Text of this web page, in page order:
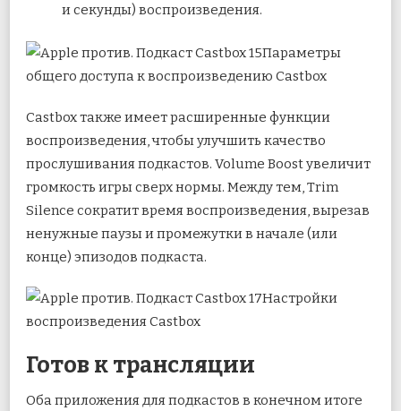
и секунды) воспроизведения.
Параметры
общего доступа к воспроизведению Castbox
Castbox также имеет расширенные функции
воспроизведения, чтобы улучшить качество
прослушивания подкастов. Volume Boost увеличит
громкость игры сверх нормы. Между тем, Trim
Silence сократит время воспроизведения, вырезав
ненужные паузы и промежутки в начале (или
конце) эпизодов подкаста.
Настройки
воспроизведения Castbox
Готов к трансляции
Оба приложения для подкастов в конечном итоге